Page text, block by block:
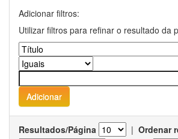
Adicionar filtros:
Utilizar filtros para refinar o resultado da
Resultados/Página | Ordenar